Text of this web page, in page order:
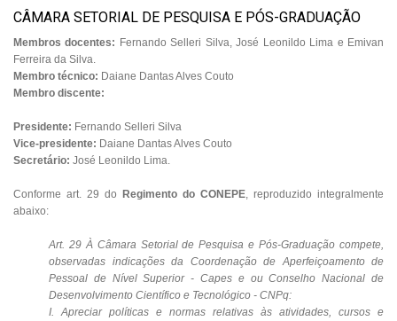
CÂMARA SETORIAL DE PESQUISA E PÓS-GRADUAÇÃO
Membros docentes: Fernando Selleri Silva, José Leonildo Lima e Emivan
Ferreira da Silva.
Membro técnico: Daiane Dantas Alves Couto
Membro discente:
Presidente: Fernando Selleri Silva
Vice-presidente: Daiane Dantas Alves Couto
Secretário: José Leonildo Lima.
Conforme art. 29 do Regimento do CONEPE, reproduzido integralmente
abaixo:
Art. 29 À Câmara Setorial de Pesquisa e Pós-Graduação compete,
observadas indicações da Coordenação de Aperfeiçoamento de
Pessoal de Nível Superior - Capes e ou Conselho Nacional de
Desenvolvimento Científico e Tecnológico - CNPq:
I. Apreciar políticas e normas relativas às atividades, cursos e